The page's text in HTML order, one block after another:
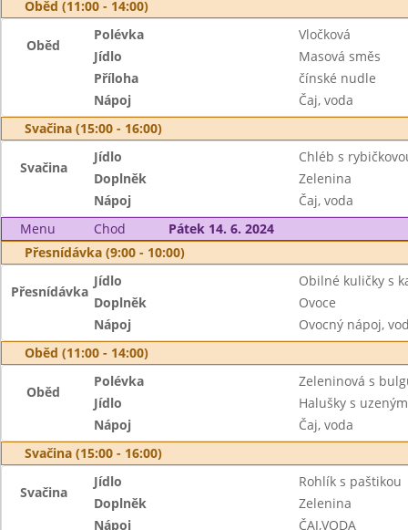
Oběd (11:00 - 14:00)
Oběd
Polévka
Vločková
Jídlo
Masová směs
Příloha
čínské nudle
Nápoj
Čaj, voda
Svačina (15:00 - 16:00)
Svačina
Jídlo
Chléb s
Doplněk
Zelenina
Nápoj
Čaj, voda
Menu
Chod
Pátek 14. 6. 2024
Přesnídávka (9:00 - 10:00)
Přesnídávka
Jídlo
Obilné kuličky s
Doplněk
Ovoce
Nápoj
Ovocný nápoj,
Oběd (11:00 - 14:00)
Oběd
Polévka
Zeleninová s
Jídlo
Halušky s
Nápoj
Čaj, voda
Svačina (15:00 - 16:00)
Svačina
Jídlo
Rohlík s paštikou
Doplněk
Zelenina
Nápoj
ČAJ,VODA